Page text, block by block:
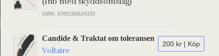
ISBN: 9789180634335
200 kr | Köp
Candide & Traktat om toleransen
Voltaire